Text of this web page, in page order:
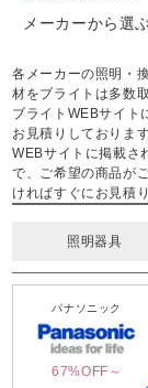
メーカーから選
各メーカーの照明・
材をブライトは多数
ブライトWEBサイト
お見積りしておりま
WEBサイトに掲載さ
で、ご希望の商品が
ければすぐにお見積
照明器具
パナソニック
67%OFF～